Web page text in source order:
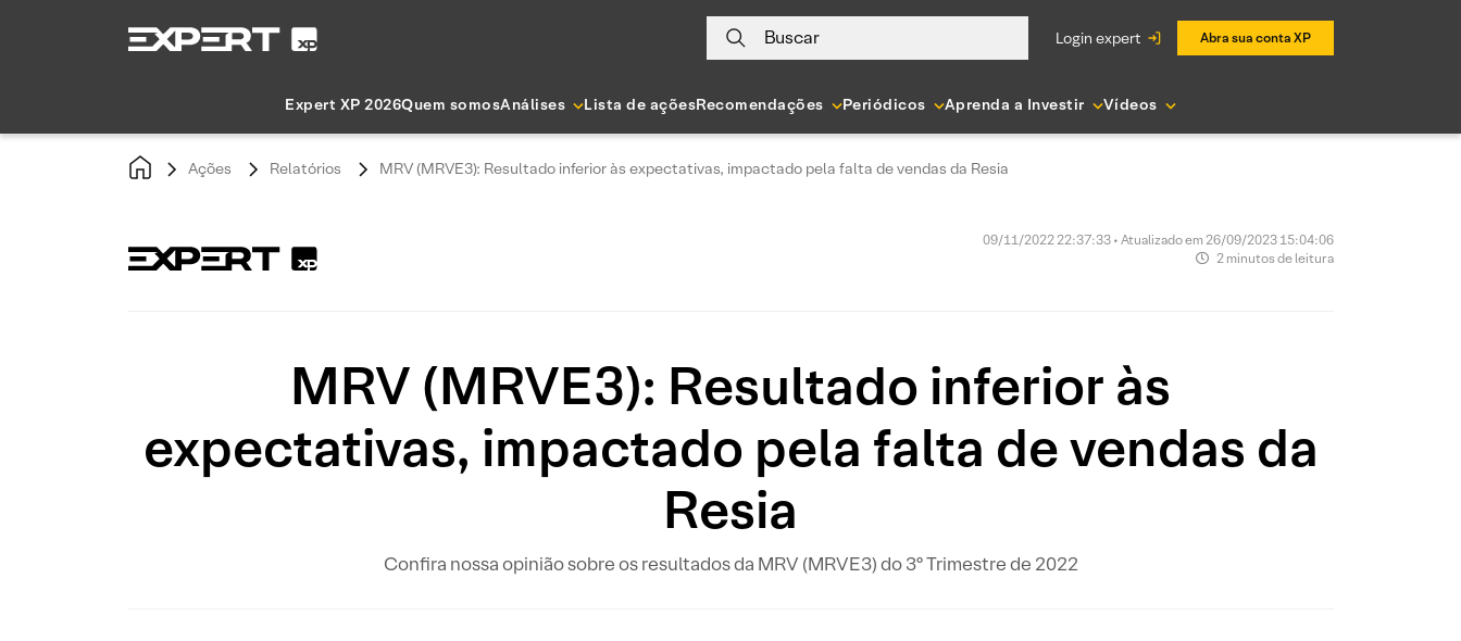
Buscar login expert Abra sua conta XP
Expert XP 2026Quem somosAnálises Lista de açõesRecomendações Periódicos Aprenda a Investir Vídeos
Ações Relatórios MRV (MRVE3): Resultado inferior às expectativas, impactado pela falta de vendas da Resia
09/11/2022 22:37:33 • Atualizado em 26/09/2023 15:04:06
2 minutos de leitura
MRV (MRVE3): Resultado inferior às
expectativas, impactado pela falta de vendas da
Resia
Confira nossa opinião sobre os resultados da MRV (MRVE3) do 3º Trimestre de 2022